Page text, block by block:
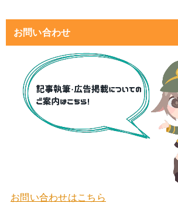
お問い合わせ
お問い合わせはこちら